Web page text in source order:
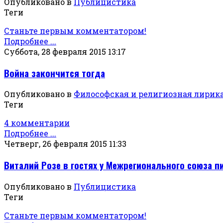
Теги
Станьте первым комментатором!
Подробнее ...
Суббота, 28 февраля 2015 13:17
Война закончится тогда
Опубликовано в Философская и религиозная
Теги
4 комментарии
Подробнее ...
Четверг, 26 февраля 2015 11:33
Виталий Розе в гостях у Межрегионального союза
Опубликовано в Публицистика
Теги
Станьте первым комментатором!